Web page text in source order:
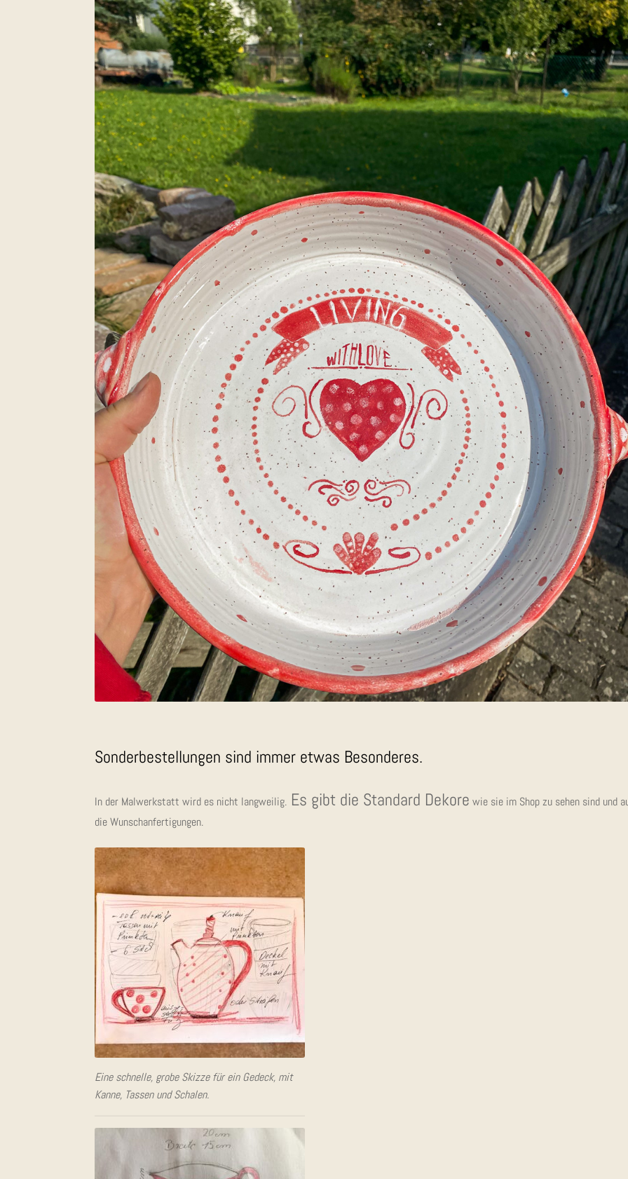
Son­der­be­stel­lun­gen sind immer etwas Beson­de­res.
In der Mal­werk­statt wird es nicht lang­wei­lig.Es gibt die Stan­dard Deko­re wie sie im Shop zu sehen sind und
die Wunschanfertigungen.
Eine schnel­le, gro­be Skiz­ze für ein Gedeck, mit
Kan­ne, Tas­sen und Schalen.